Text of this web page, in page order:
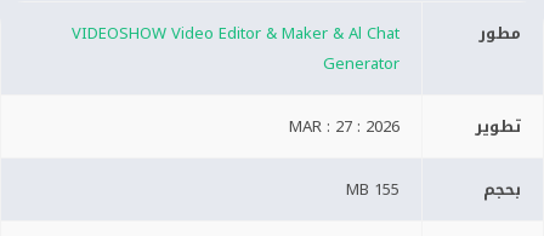
مطور
VIDEOSHOW Video Editor & Maker & Al Chat
Generator
تطوير MAR : 27 : 2026
بحجم 155 MB